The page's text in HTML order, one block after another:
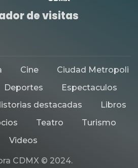
de visitas
Cine
Ciudad Metropoli
Deportes
Espectaculos
destacadas
Libros
Teatro
Turismo
Videos
CDMX © 2024.